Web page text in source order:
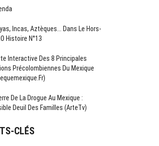
Incas, Aztèques... Dans Le Hors-
Histoire N°13
Interactive Des 8 Principales
Précolombiennes Du Mexique
De La Drogue Au Mexique :
Deuil Des Familles (ArteTv)
CLÉS